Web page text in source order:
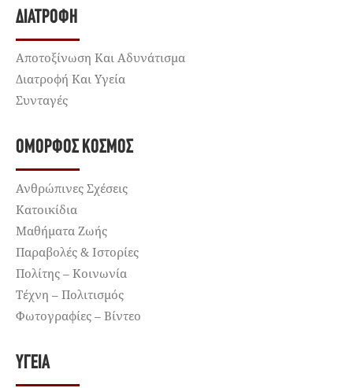
ΔΙΑΤΡΟΦΉ
Αποτοξίνωση Και Αδυνάτισμα
Διατροφή Και Υγεία
Συνταγές
ΌΜΟΡΦΟΣ ΚΌΣΜΟΣ
Ανθρώπινες Σχέσεις
Κατοικίδια
Μαθήματα Ζωής
Παραβολές & Ιστορίες
Πολίτης – Κοινωνία
Τέχνη – Πολιτισμός
Φωτογραφίες – Βίντεο
ΥΓΕΊΑ